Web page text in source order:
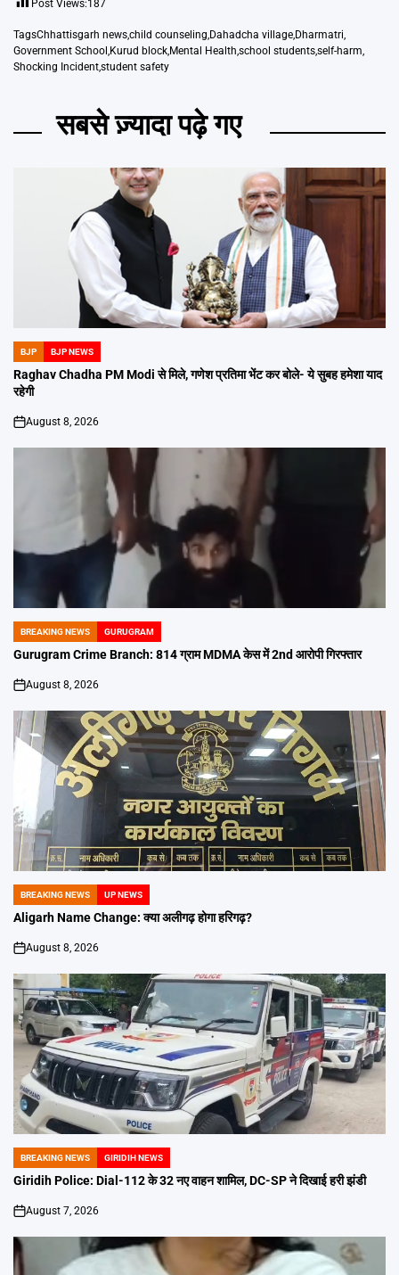
Post Views:187
TagsChhattisgarh news,child counseling,Dahadcha village,Dharmatri,
Government School ,Kurud block,Mental Health,school students,self-harm,
Shocking Incident,student safety
सबसे ज़्यादा पढ़े गए
POSTED
IN
BJP BJP NEWS
Raghav Chadha PM Modi से मिले, गणेश प्रतिमा भेंट कर बोले- ये सुबह हमेशा याद
रहेगी
on
August 8, 2026
POSTED
IN
BREAKING NEWS GURUGRAM
Gurugram Crime Branch: 814 ग्राम MDMA केस में 2nd आरोपी गिरफ्तार
on
August 8, 2026
POSTED
IN
BREAKING NEWS UP NEWS
Aligarh Name Change: क्या अलीगढ़ होगा हरिगढ़?
on
August 8, 2026
POSTED
IN
BREAKING NEWS GIRIDIH NEWS
Giridih Police: Dial-112 के 32 नए वाहन शामिल, DC-SP ने दिखाई हरी झंडी
on
August 7, 2026